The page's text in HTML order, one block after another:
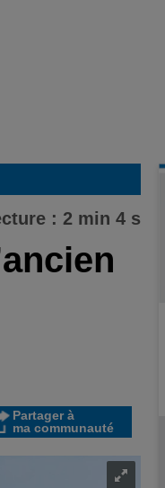
: 2 min 4 s
Partager à
ma communauté